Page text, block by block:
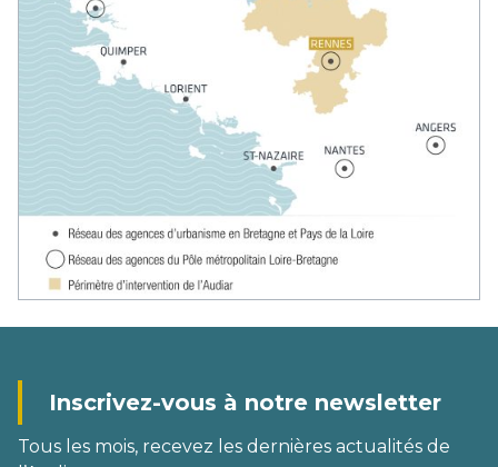
Inscrivez-vous à notre newsletter
Tous les mois, recevez les dernières actualités de